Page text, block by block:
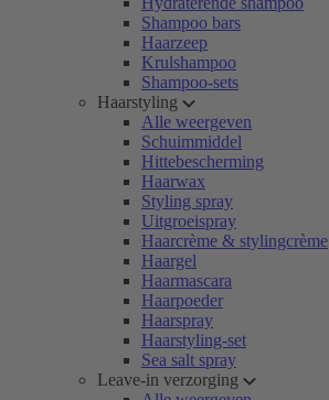
Shampoo bars
Haarzeep
Krulshampoo
Shampoo-sets
Haarstyling
Alle weergeven
Schuimmiddel
Hittebescherming
Haarwax
Styling spray
Uitgroeispray
Haarcrème & stylingcrème
Haargel
Haarmascara
Haarpoeder
Haarspray
Haarstyling-set
Sea salt spray
Leave-in verzorging